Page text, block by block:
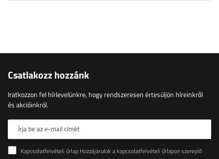
Csatlakozz hozzánk
Iratkozzon fel hírlevelünkre, hogy rendszeresen értesüljön híreinkről
és akcióinkról.
Írja be az e-mail címét
Kapcsolatfelvételi űrlap Hozzájárulok a kapcsolatfelvételi űrlapon szereplő személyes adataimnak az Európai Parlament és a Tanács (EU) rendeletével összhangban történő kezeléséhez